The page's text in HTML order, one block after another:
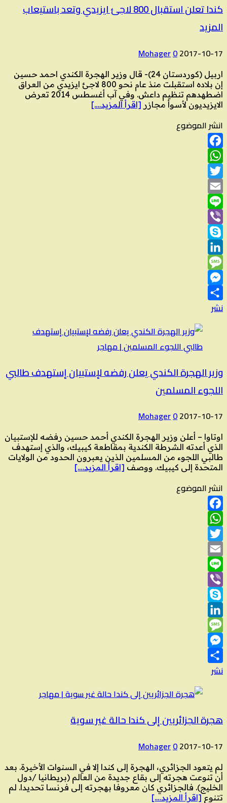
كندا تعلن استقبال 800 لاجئ ايزيدي وتعد باستيعاب
المزيد
2017-10-17
Mohager0
اربيل (كوردستان 24)- قال وزير الهجرة الكندي احمد حسين
إن بلاده استقبلت منذ عام نحو 800 لاجئ ايزيدي من العراق
اضطهدهم تنظيم داعش. وفي آب أغسطس 2014 تعرض
الايزيديون لأسوأ مجازر [اقرأ المزيد….]
انشر الموضوع
Facebook
WhatsApp
Twitter
Email
Line
Viber
Skype
LinkedIn
Message
Messenger
نشر
وزير الهجرة الكندي يعلن رفضه لإستبيان إستهدف طالبي
اللجوء المسلمين
2017-10-17
Mohager0
اوتاوا – أعلن وزير الهجرة الكندي أحمد حسين رفضه للإستبيان
الذي أعدته الشرطة الكندية بمقاطعة كيبيك، والذي إستهدف
طالبي اللجوء من المسلمين الذين يعبرون الحدود من الولايات
المتحدة إلى كيبيك. ووصف [اقرأ المزيد….]
انشر الموضوع
Facebook
WhatsApp
Twitter
Email
Line
Viber
Skype
LinkedIn
Message
Messenger
نشر
هجرة الجزائريين إلى كندا حالة غير سوية
2017-10-17
Mohager0
لم يتعود الجزائري، الهجرة إلى كندا إلا في السنوات الأخيرة. بعد
أن تنوعت هجرته إلى بقاع جديدة من العالم (بريطانيا /دول
الخليج). فالجزائري كان معروفا بهجرته إلى فرنسا تحديدا. لم
تتنوع[اقرأ المزيد….]